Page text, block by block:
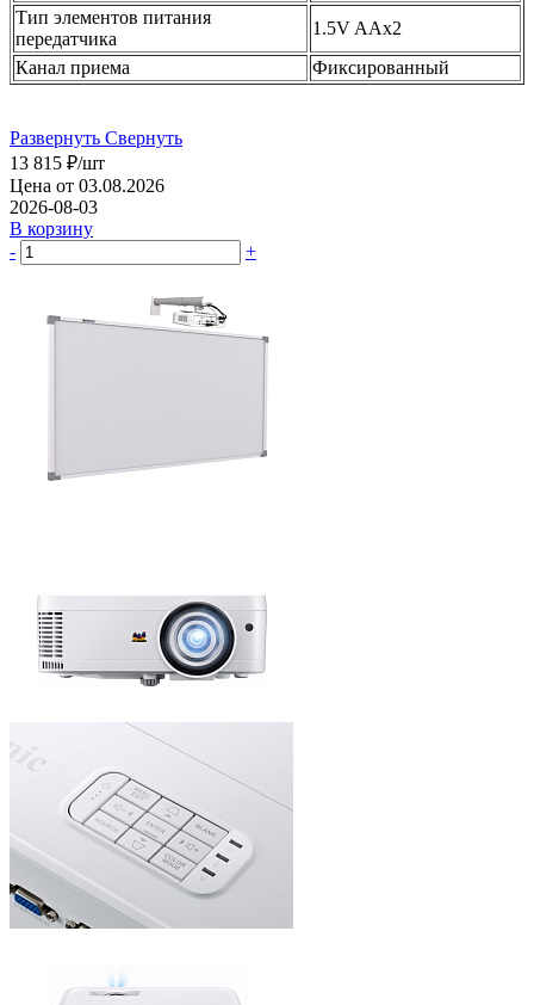
Тип элементов питания
передатчика
1.5V AAх2
Канал приема
Фиксированный
Развернуть Свернуть
13 815 ₽/шт
Цена от 03.08.2026
2026-08-03
В корзину
-
+